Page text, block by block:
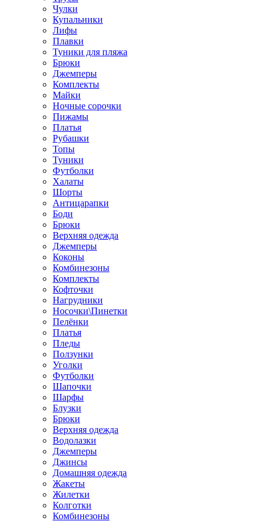
Чулки
Купальники
Лифы
Плавки
Туники для пляжа
Брюки
Джемперы
Комплекты
Майки
Ночные сорочки
Пижамы
Платья
Рубашки
Топы
Туники
Футболки
Халаты
Шорты
Антицарапки
Боди
Брюки
Верхняя одежда
Джемперы
Коконы
Комбинезоны
Комплекты
Кофточки
Нагрудники
Носочки\Пинетки
Пелёнки
Платья
Пледы
Ползунки
Уголки
Футболки
Шапочки
Шарфы
Блузки
Брюки
Верхняя одежда
Водолазки
Джемперы
Джинсы
Домашняя одежда
Жакеты
Жилетки
Колготки
Комбинезоны